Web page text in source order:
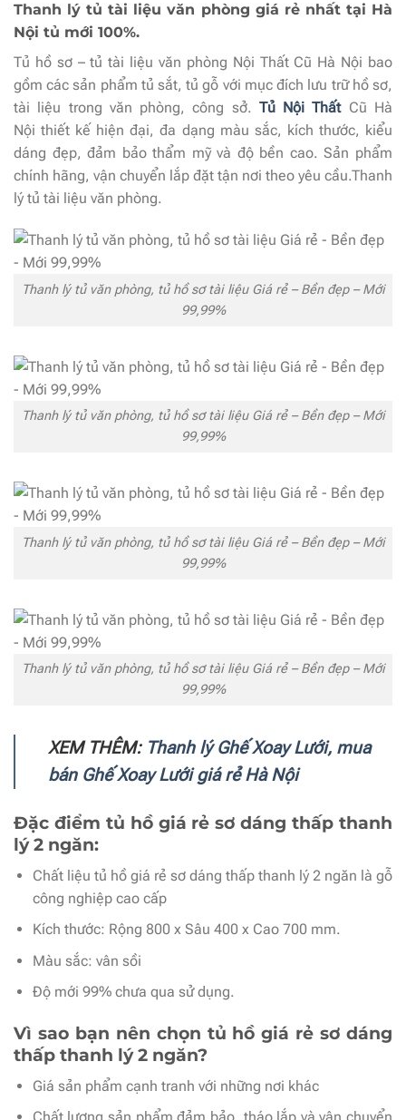
Thanh lý tủ tài liệu văn phòng giá rẻ nhất tại Hà
Nội tủ mới 100%.
Tủ hồ sơ – tủ tài liệu văn phòng Nội Thất Cũ Hà Nội bao
gồm các sản phẩm tủ sắt, tủ gỗ với mục đích lưu trữ hồ sơ,
tài liệu trong văn phòng, công sở. Tủ Nội ThấtCũ Hà
Nội thiết kế hiện đại, đa dạng màu sắc, kích thước, kiểu
dáng đẹp, đảm bảo thẩm mỹ và độ bền cao. Sản phẩm
chính hãng, vận chuyển lắp đặt tận nơi theo yêu cầu.Thanh
lý tủ tài liệu văn phòng.
Thanh lý tủ văn phòng, tủ hồ sơ tài liệu Giá rẻ – Bền đẹp – Mới
99,99%
Thanh lý tủ văn phòng, tủ hồ sơ tài liệu Giá rẻ – Bền đẹp – Mới
99,99%
Thanh lý tủ văn phòng, tủ hồ sơ tài liệu Giá rẻ – Bền đẹp – Mới
99,99%
Thanh lý tủ văn phòng, tủ hồ sơ tài liệu Giá rẻ – Bền đẹp – Mới
99,99%
XEM THÊM: Thanh lý Ghế Xoay Lưới, mua
bán Ghế Xoay Lưới giá rẻ Hà Nội
Đặc điểm tủ hồ giá rẻ sơ dáng thấp thanh
lý 2 ngăn:
Chất liệu tủ hồ giá rẻ sơ dáng thấp thanh lý 2 ngăn là gỗ
công nghiệp cao cấp
Kích thước: Rộng 800 x Sâu 400 x Cao 700 mm.
Màu sắc: vân sồi
Độ mới 99% chưa qua sử dụng.
Vì sao bạn nên chọn tủ hồ giá rẻ sơ dáng
thấp thanh lý 2 ngăn?
Giá sản phẩm cạnh tranh với những nơi khác